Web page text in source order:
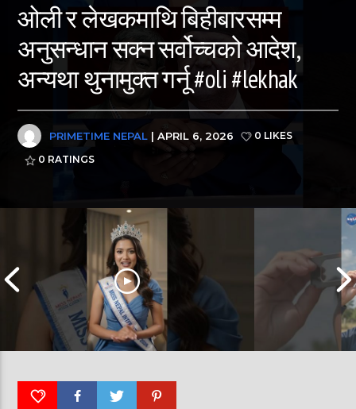
ओली र लेखकमाथि बिहीबारसम्म
अनुसन्धान सक्न सर्वोच्चको आदेश,
अन्यथा थुनामुक्त गर्नू #oli #lekhak
PRIMETIME NEPAL | APRIL 6, 2026
0 LIKES
0 RATINGS